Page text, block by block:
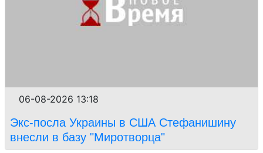
06-08-2026 13:18
Экс-посла Украины в США Стефанишину
внесли в базу "Миротворца"